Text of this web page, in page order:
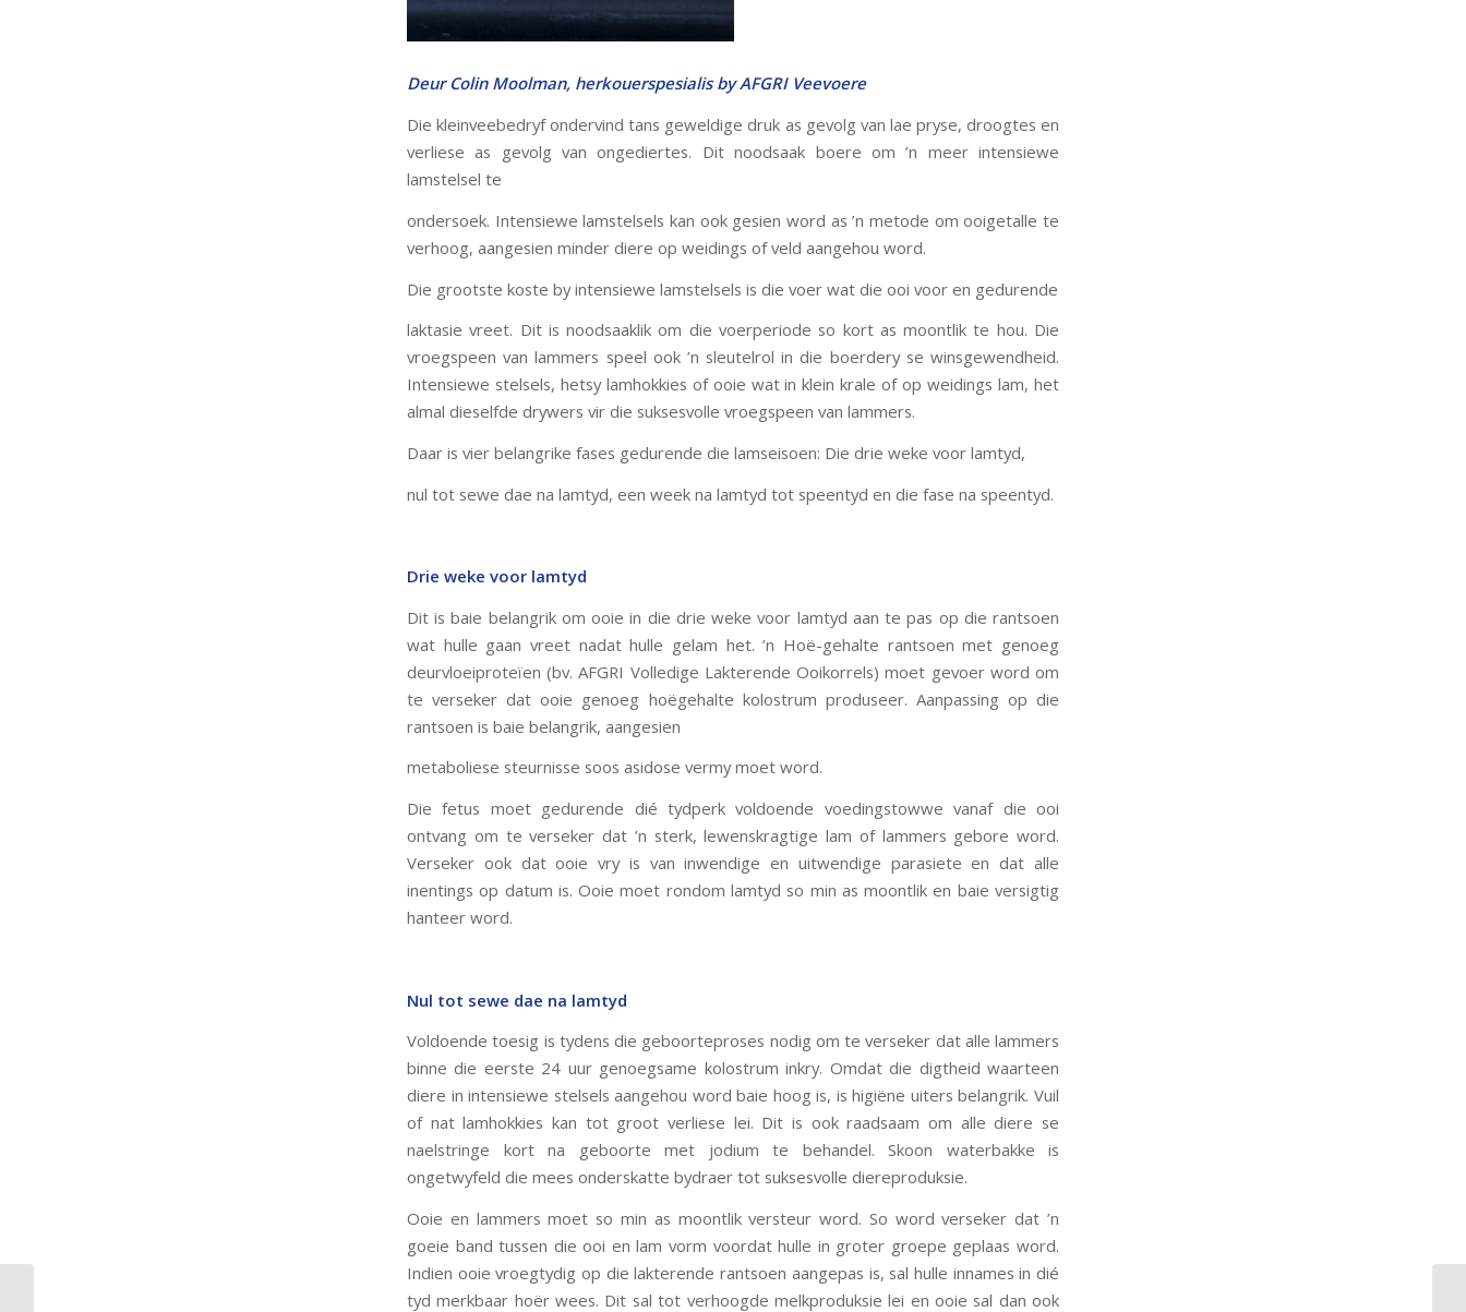
Deur Colin Moolman, herkouerspesialis by AFGRI Veevoere
Die kleinveebedryf ondervind tans geweldige druk as gevolg van lae pryse, droogtes en
verliese as gevolg van ongediertes. Dit noodsaak boere om ’n meer intensiewe
lamstelsel te
ondersoek. Intensiewe lamstelsels kan ook gesien word as ’n metode om ooigetalle te
verhoog, aangesien minder diere op weidings of veld aangehou word.
Die grootste koste by intensiewe lamstelsels is die voer wat die ooi voor en gedurende
laktasie vreet. Dit is noodsaaklik om die voerperiode so kort as moontlik te hou. Die
vroegspeen van lammers speel ook ’n sleutelrol in die boerdery se winsgewendheid.
Intensiewe stelsels, hetsy lamhokkies of ooie wat in klein krale of op weidings lam, het
almal dieselfde drywers vir die suksesvolle vroegspeen van lammers.
Daar is vier belangrike fases gedurende die lamseisoen: Die drie weke voor lamtyd,
nul tot sewe dae na lamtyd, een week na lamtyd tot speentyd en die fase na speentyd.
Drie weke voor lamtyd
Dit is baie belangrik om ooie in die drie weke voor lamtyd aan te pas op die rantsoen
wat hulle gaan vreet nadat hulle gelam het. ’n Hoë-gehalte rantsoen met genoeg
deurvloeiproteïen (bv. AFGRI Volledige Lakterende Ooikorrels) moet gevoer word om
te verseker dat ooie genoeg hoëgehalte kolostrum produseer. Aanpassing op die
rantsoen is baie belangrik, aangesien
metaboliese steurnisse soos asidose vermy moet word.
Die fetus moet gedurende dié tydperk voldoende voedingstowwe vanaf die ooi
ontvang om te verseker dat ’n sterk, lewenskragtige lam of lammers gebore word.
Verseker ook dat ooie vry is van inwendige en uitwendige parasiete en dat alle
inentings op datum is. Ooie moet rondom lamtyd so min as moontlik en baie versigtig
hanteer word.
Nul tot sewe dae na lamtyd
Voldoende toesig is tydens die geboorteproses nodig om te verseker dat alle lammers
binne die eerste 24 uur genoegsame kolostrum inkry. Omdat die digtheid waarteen
diere in intensiewe stelsels aangehou word baie hoog is, is higiëne uiters belangrik. Vuil
of nat lamhokkies kan tot groot verliese lei. Dit is ook raadsaam om alle diere se
naelstringe kort na geboorte met jodium te behandel. Skoon waterbakke is
ongetwyfeld die mees onderskatte bydraer tot suksesvolle diereproduksie.
Ooie en lammers moet so min as moontlik versteur word. So word verseker dat ’n
goeie band tussen die ooi en lam vorm voordat hulle in groter groepe geplaas word.
Indien ooie vroegtydig op die lakterende rantsoen aangepas is, sal hulle innames in dié
tyd merkbaar hoër wees. Dit sal tot verhoogde melkproduksie lei en ooie sal dan ook